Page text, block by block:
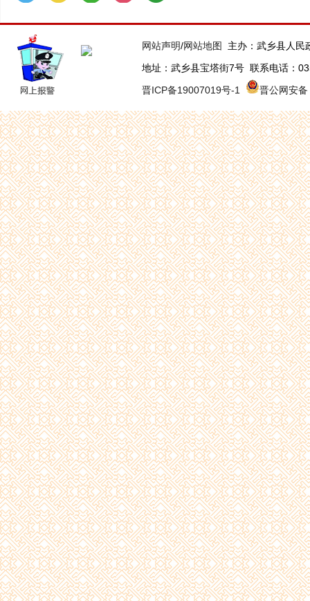
网站声明/网站地图
主办：武乡县人
地址：武乡县宝塔街7号 联系电话：
晋ICP备19007019号-1
晋公网安